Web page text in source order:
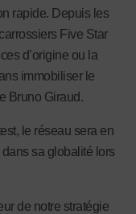
rapide. Depuis les
Five Star
d’origine ou la
immobiliser le
Bruno Giraud.
le réseau sera en
sa globalité lors
de notre stratégie